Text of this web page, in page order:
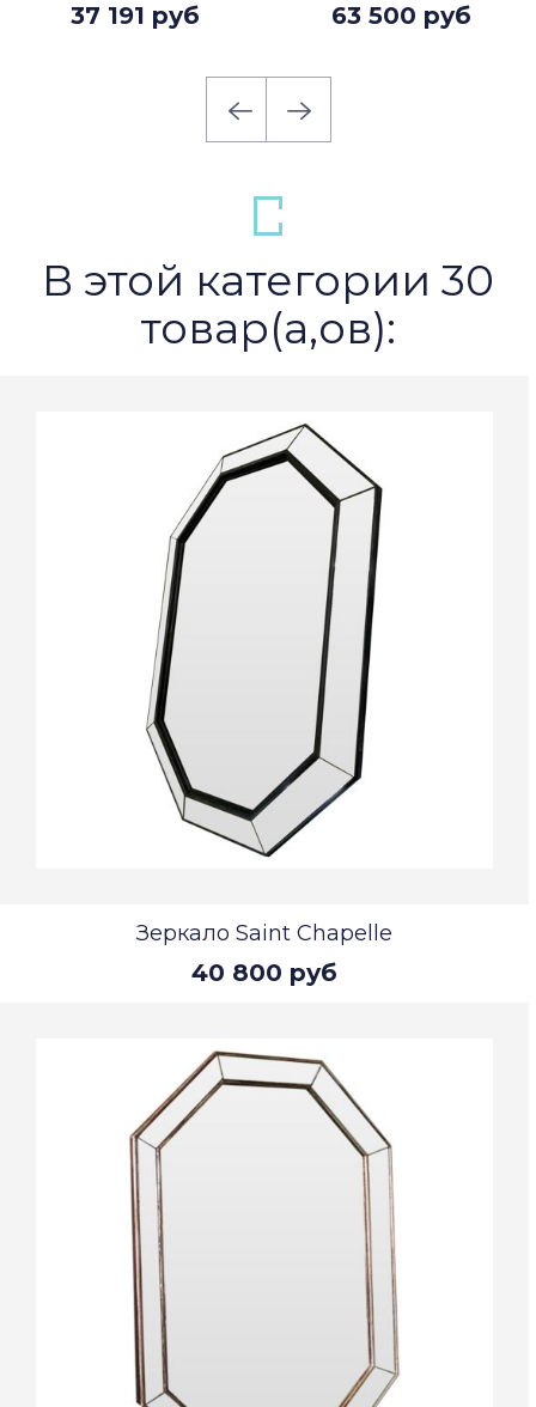
37 191 руб 63 500 руб
В этой категории 30
товар(а,ов):
Зеркало Saint Chapelle
40 800 руб